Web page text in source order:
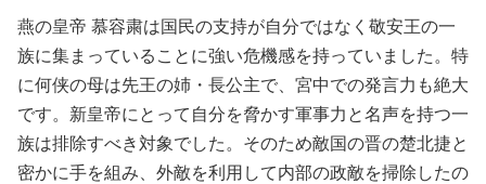
燕の皇帝 慕容粛は国民の支持が自分ではなく敬安王の一
族に集まっていることに強い危機感を持っていました。特
に何侠の母は先王の姉・長公主で、宮中での発言力も絶大
です。新皇帝にとって自分を脅かす軍事力と名声を持つ一
族は排除すべき対象でした。そのため敵国の晋の楚北捷と
密かに手を組み、外敵を利用して内部の政敵を掃除したの